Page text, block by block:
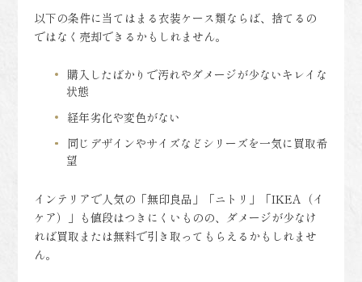
以下の条件に当てはまる衣装ケース類ならば、捨てるの
ではなく売却できるかもしれません。
購入したばかりで汚れやダメージが少ないキレイな
状態
経年劣化や変色がない
同じデザインやサイズなどシリーズを一気に買取希
望
インテリアで人気の「無印良品」「ニトリ」「IKEA（イ
ケア）」も値段はつきにくいものの、ダメージが少なけ
れば買取または無料で引き取ってもらえるかもしれませ
ん。